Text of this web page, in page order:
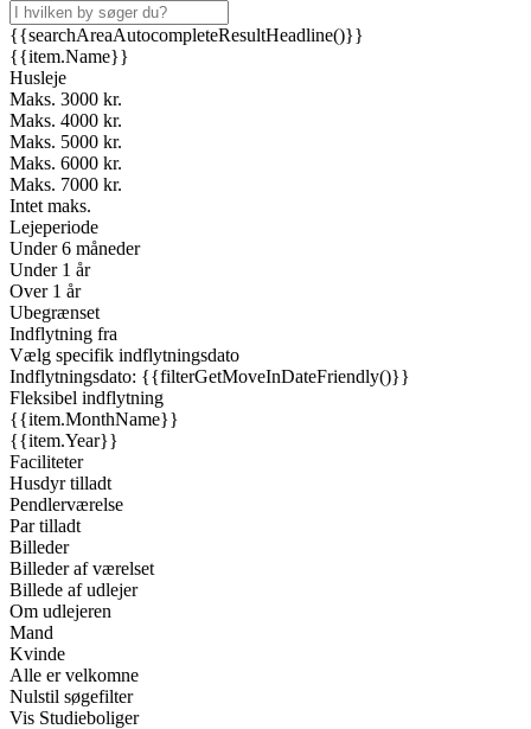
{{searchAreaAutocompleteResultHeadline()}}
{{item.Name}}
Husleje
Maks. 3000 kr.
Maks. 4000 kr.
Maks. 5000 kr.
Maks. 6000 kr.
Maks. 7000 kr.
Intet maks.
Lejeperiode
Under 6 måneder
Under 1 år
Over 1 år
Ubegrænset
Indflytning fra
Vælg specifik indflytningsdato
Indflytningsdato: {{filterGetMoveInDateFriendly()}}
Fleksibel indflytning
{{item.MonthName}}
{{item.Year}}
Faciliteter
Husdyr tilladt
Pendlerværelse
Par tilladt
Billeder
Billeder af værelset
Billede af udlejer
Om udlejeren
Mand
Kvinde
Alle er velkomne
Nulstil søgefilter
Vis Studieboliger